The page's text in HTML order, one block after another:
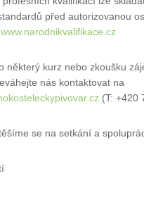
před autorizovanou
www.narodnikvalifikace.cz
některý kurz nebo zkoušku
nás kontaktovat na
(T: +420
se na setkání a